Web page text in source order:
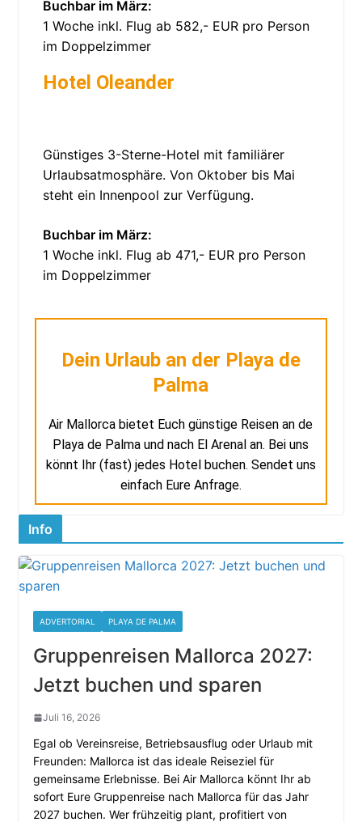
Buchbar im März:
1 Woche inkl. Flug ab 582,- EUR pro Person
im Doppelzimmer
Hotel Oleander
Günstiges 3-Sterne-Hotel mit familiärer
Urlaubsatmosphäre. Von Oktober bis Mai
steht ein Innenpool zur Verfügung.
Buchbar im März:
1 Woche inkl. Flug ab 471,- EUR pro Person
im Doppelzimmer
Dein Urlaub an der Playa de
Palma
Air Mallorca bietet Euch günstige Reisen an de
Playa de Palma und nach El Arenal an. Bei uns
könnt Ihr (fast) jedes Hotel buchen. Sendet uns
einfach Eure Anfrage.
Info
ADVERTORIAL PLAYA DE PALMA
Gruppenreisen Mallorca 2027:
Jetzt buchen und sparen
Juli 16, 2026
Egal ob Vereinsreise, Betriebsausflug oder Urlaub mit
Freunden: Mallorca ist das ideale Reiseziel für
gemeinsame Erlebnisse. Bei Air Mallorca könnt Ihr ab
sofort Eure Gruppenreise nach Mallorca für das Jahr
2027 buchen. Wer frühzeitig plant, profitiert von